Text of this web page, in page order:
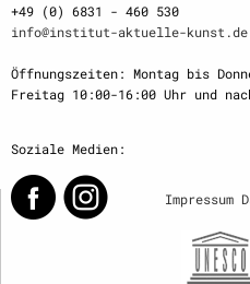
+49 (0) 6831 - 460 530
info@institut-aktuelle-kunst.de
Öffnungszeiten: Montag bis
Freitag 10:00-16:00 Uhr und
Soziale Medien:
Impressum